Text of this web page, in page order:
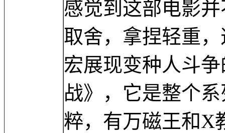
感觉到这部电影
取舍，拿捏轻重
宏展现变种人斗
战》，它是整个
粹，有万磁王和X